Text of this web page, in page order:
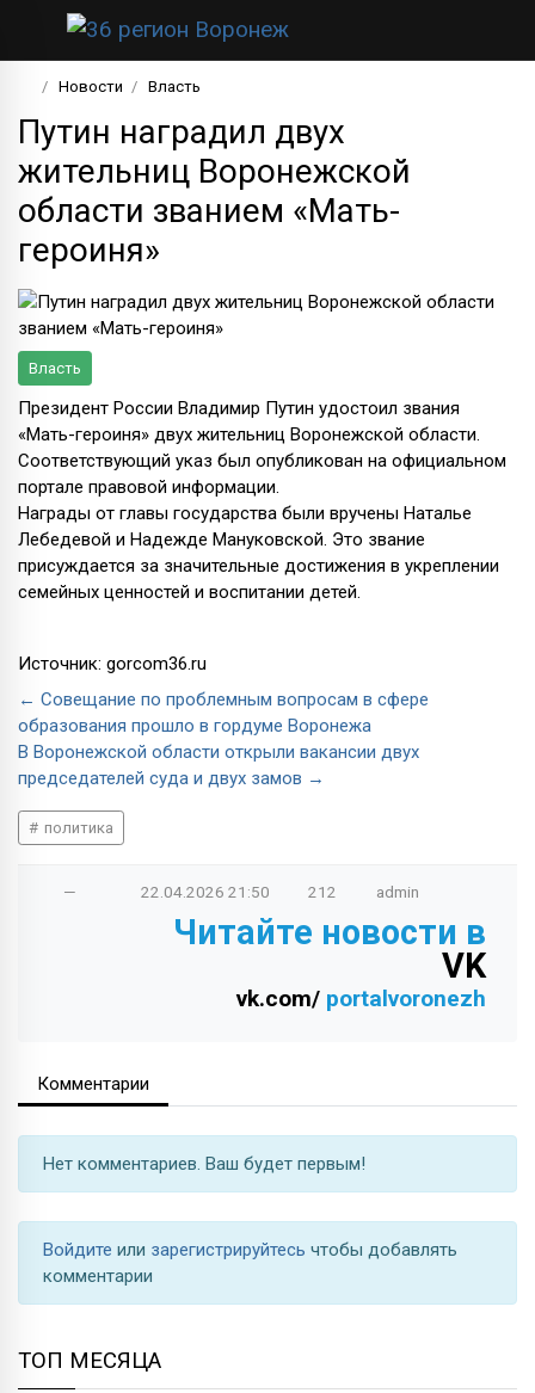
Новости Власть
Путин наградил двух
жительниц Воронежской
области званием «Мать-
героиня»
Власть
Президент России Владимир Путин удостоил звания
«Мать-героиня» двух жительниц Воронежской области.
Соответствующий указ был опубликован на официальном
портале правовой информации.
Награды от главы государства были вручены Наталье
Лебедевой и Надежде Мануковской. Это звание
присуждается за значительные достижения в укреплении
семейных ценностей и воспитании детей.
Источник: gorcom36.ru
← Совещание по проблемным вопросам в сфере
образования прошло в гордуме Воронежа
В Воронежской области открыли вакансии двух
председателей суда и двух замов →
политика
— 22.04.2026 21:50 212 admin
Читайте новости в
VK
vk.com/ portalvoronezh
Комментарии
Нет комментариев. Ваш будет первым!
Войдите или зарегистрируйтесь чтобы добавлять
комментарии
ТОП МЕСЯЦА